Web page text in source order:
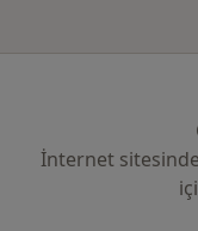
İnternet